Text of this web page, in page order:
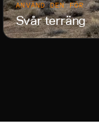
ANVÄND DEN FÖR
Svår terräng